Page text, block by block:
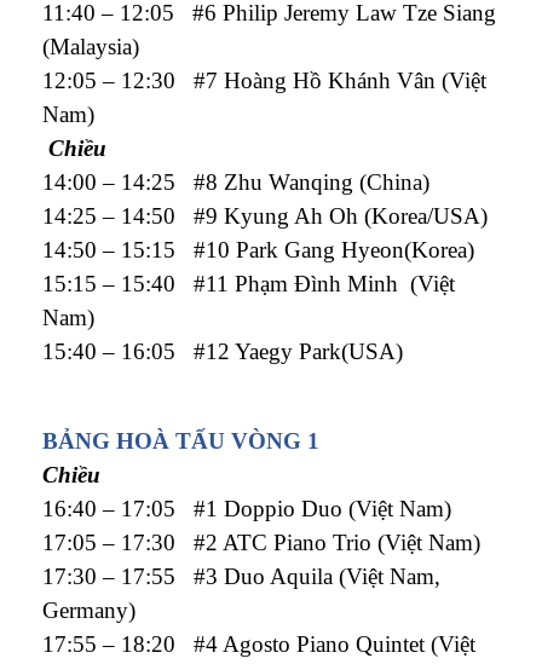
11:40 – 12:05 #6 Philip Jeremy Law Tze Siang
(Malaysia)
12:05 – 12:30 #7 Hoàng Hồ Khánh Vân (Việt
Nam)
Chiều
14:00 – 14:25 #8 Zhu Wanqing (China)
14:25 – 14:50 #9 Kyung Ah Oh (Korea/USA)
14:50 – 15:15 #10 Park Gang Hyeon(Korea)
15:15 – 15:40 #11 Phạm Đình Minh (Việt
Nam)
15:40 – 16:05 #12 Yaegy Park(USA)
BẢNG HOÀ TẤU VÒNG 1
Chiều
16:40 – 17:05 #1 Doppio Duo (Việt Nam)
17:05 – 17:30 #2 ATC Piano Trio (Việt Nam)
17:30 – 17:55 #3 Duo Aquila (Việt Nam,
Germany)
17:55 – 18:20 #4 Agosto Piano Quintet (Việt